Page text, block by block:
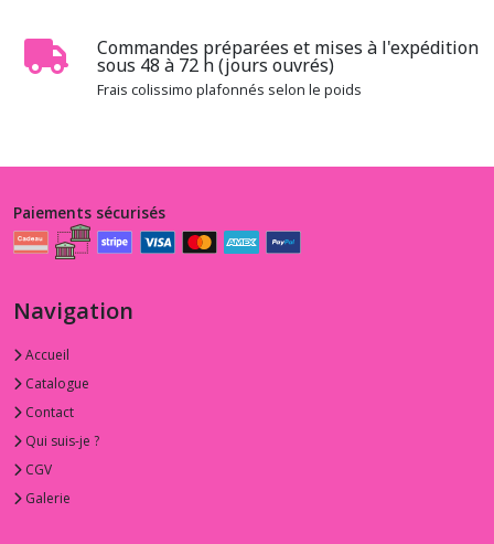
Commandes préparées et mises à l'expédition
sous 48 à 72 h (jours ouvrés)
Frais colissimo plafonnés selon le poids
Memory
-
-
Sacs
(5)
2.4.TA
-
(3)
Paiements sécurisés
Navigation
Accueil
Catalogue
Contact
Qui suis-je ?
CGV
Galerie